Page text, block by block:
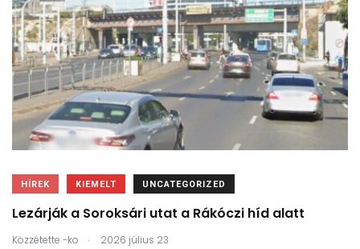
HÍREK KIEMELT UNCATEGORIZED
Lezárják a Soroksári utat a Rákóczi híd alatt
Közzétette -ko . 2026 július 23